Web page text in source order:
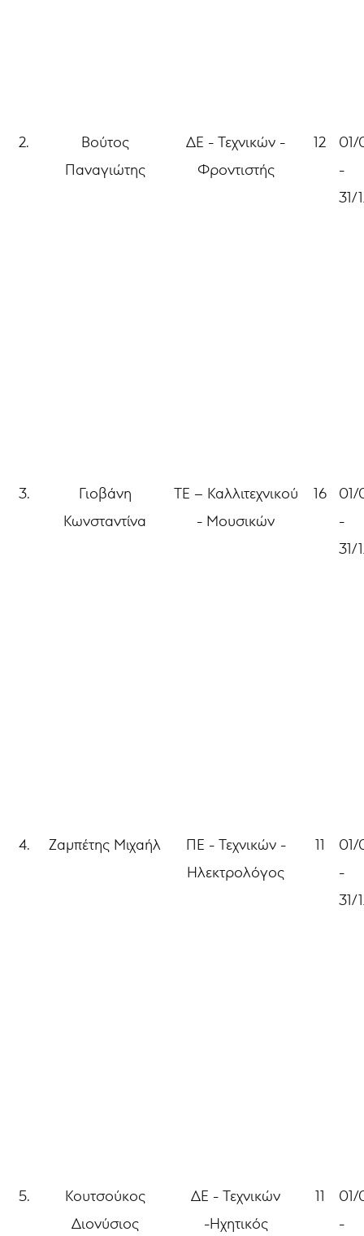
2.
Βούτος
Παναγιώτης
ΔΕ - Τεχνικών -
Φροντιστής
12
01/
-
31/
3.
Γιοβάνη
Κωνσταντίνα
ΤΕ – Καλλιτεχνικού
- Μουσικών
16
01/
-
31/
4. Ζαμπέτης Μιχαήλ
ΠΕ - Τεχνικών -
Ηλεκτρολόγος
11
01/
-
31/
5.
Κουτσούκος
Διονύσιος
ΔΕ - Τεχνικών
-Ηχητικός
11
01/
-